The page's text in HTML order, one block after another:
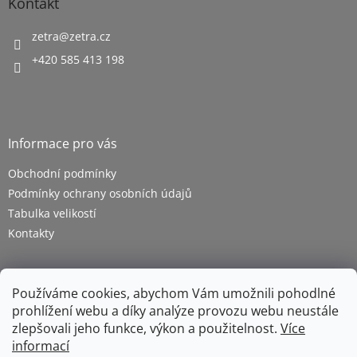
Používáme cookies, abychom Vám umožnili pohodlné
prohlížení webu a díky analýze provozu webu neustále
zlepšovali jeho funkce, výkon a použitelnost. Více
informací
zetra@zetra.cz
+420 585 413 198
Informace pro vás
Obchodní podmínky
Podmínky ochrany osobních údajů
Tabulka velikostí
Kontakty